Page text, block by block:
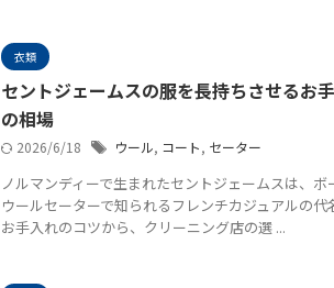
衣類
セントジェームスの服を長持ちさせるお
の相場
2026/6/18 ウール, コート, セーター
ノルマンディーで生まれたセントジェームスは、
ウールセーターで知られるフレンチカジュアルの
お手入れのコツから、クリーニング店の選 ...